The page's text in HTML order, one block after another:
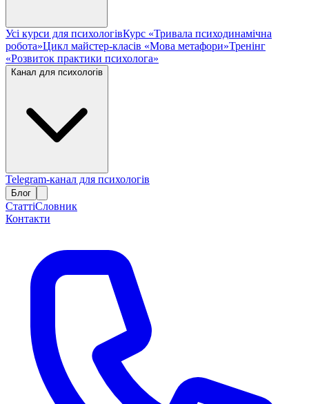
Усі курси для психологівКурс «Тривала психодинамічна
робота»Цикл майстер-класів «Мова метафори»Тренінг
«Розвиток практики психолога»
Канал для психологів
Telegram-канал для психологів
Блог
СтаттіСловник
Контакти